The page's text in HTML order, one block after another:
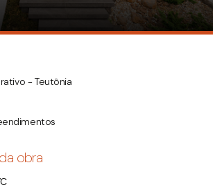
- Teutônia
obra